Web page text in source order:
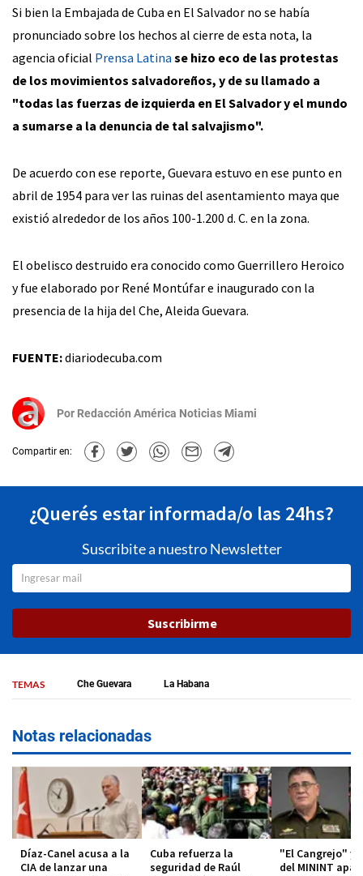
Si bien la Embajada de Cuba en El Salvador no se había
pronunciado sobre los hechos al cierre de esta nota, la
agencia oficial Prensa Latina se hizo eco de las protestas
de los movimientos salvadoreños, y de su llamado a
"todas las fuerzas de izquierda en El Salvador y el mundo
a sumarse a la denuncia de tal salvajismo".
De acuerdo con ese reporte, Guevara estuvo en ese punto en
abril de 1954 para ver las ruinas del asentamiento maya que
existió alrededor de los años 100-1.200 d. C. en la zona.
El obelisco destruido era conocido como Guerrillero Heroico
y fue elaborado por René Montúfar e inaugurado con la
presencia de la hija del Che, Aleida Guevara.
FUENTE:diariodecuba.com
Por Redacción América Noticias Miami
Compartir en:
¿Querés estar informada/o las 24hs?
Suscribite a nuestro Newsletter
Suscribirme
TEMAS Che Guevara La Habana
Notas relacionadas
Díaz-Canel acusa a la
CIA de lanzar una
Cuba refuerza la
seguridad de Raúl
"El Cangrejo" y
del MININT